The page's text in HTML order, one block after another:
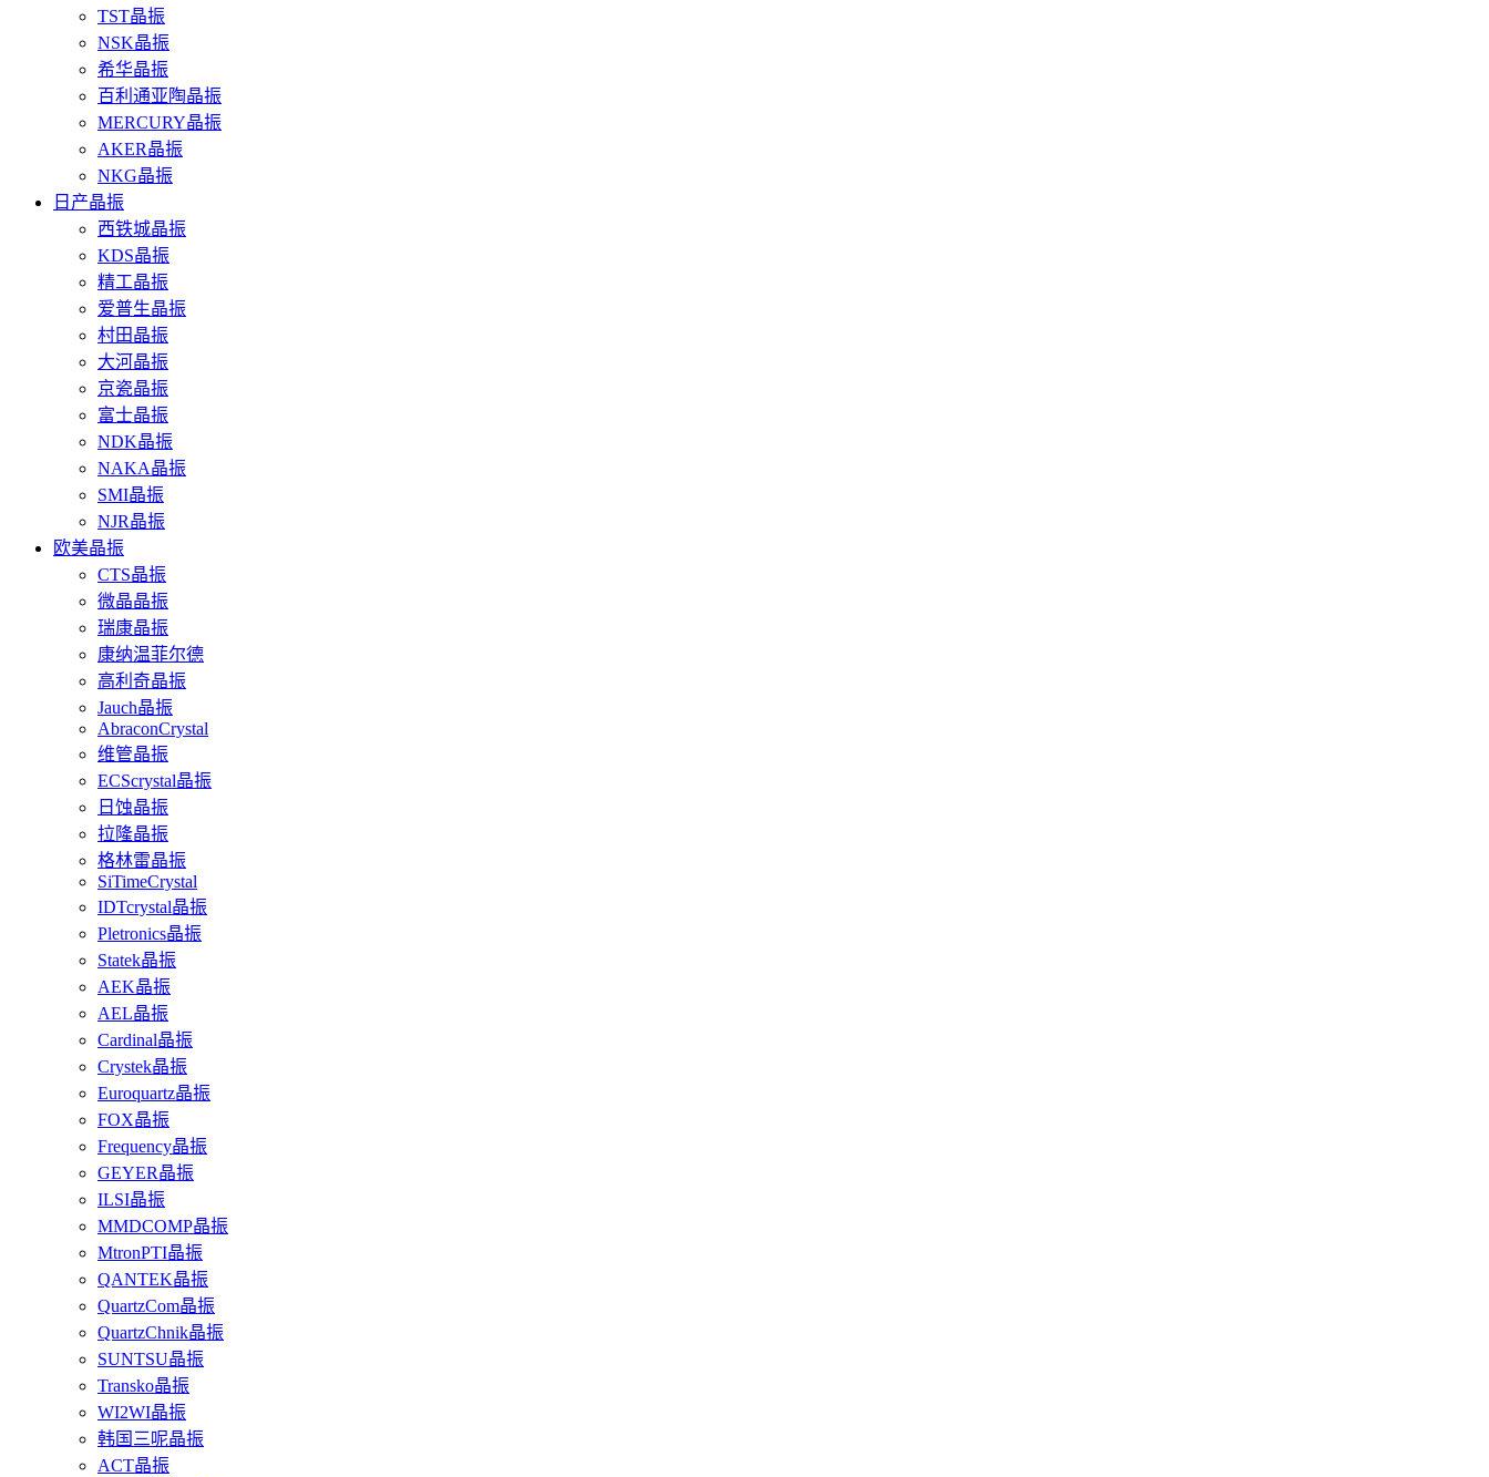
TST晶振
NSK晶振
希华晶振
百利通亚陶晶振
MERCURY晶振
AKER晶振
NKG晶振
日产晶振
西铁城晶振
KDS晶振
精工晶振
爱普生晶振
村田晶振
大河晶振
京瓷晶振
富士晶振
NDK晶振
NAKA晶振
SMI晶振
NJR晶振
欧美晶振
CTS晶振
微晶晶振
瑞康晶振
康纳温菲尔德
高利奇晶振
Jauch晶振
AbraconCrystal
维管晶振
ECScrystal晶振
日蚀晶振
拉隆晶振
格林雷晶振
SiTimeCrystal
IDTcrystal晶振
Pletronics晶振
Statek晶振
AEK晶振
AEL晶振
Cardinal晶振
Crystek晶振
Euroquartz晶振
FOX晶振
Frequency晶振
GEYER晶振
ILSI晶振
MMDCOMP晶振
MtronPTI晶振
QANTEK晶振
QuartzCom晶振
QuartzChnik晶振
SUNTSU晶振
Transko晶振
WI2WI晶振
韩国三呢晶振
ACT晶振